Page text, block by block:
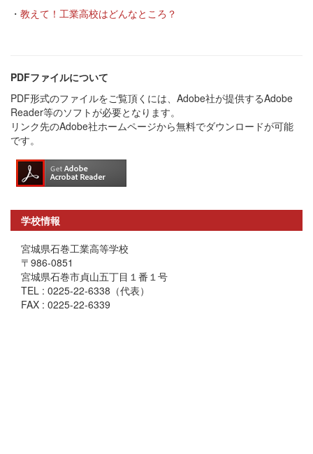
・ 教えて！工業高校はどんなところ？
PDFファイルについて
PDF形式のファイルをご覧頂くには、Adobe社が提供するAdobe
Reader等のソフトが必要となります。
リンク先のAdobe社ホームページから無料でダウンロードが可能
です。
学校情報
宮城県石巻工業高等学校
〒986-0851
宮城県石巻市貞山五丁目１番１号
TEL : 0225-22-6338（代表）
FAX : 0225-22-6339